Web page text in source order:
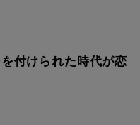
付けられた時代が恋